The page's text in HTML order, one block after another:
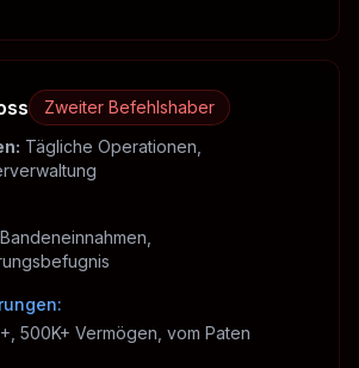
Zweiter Befehlshaber
: Tägliche Operationen,
:
500K+ Vermögen, vom Paten